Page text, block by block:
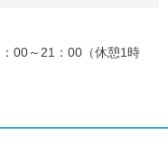
00～21：00（休憩1時